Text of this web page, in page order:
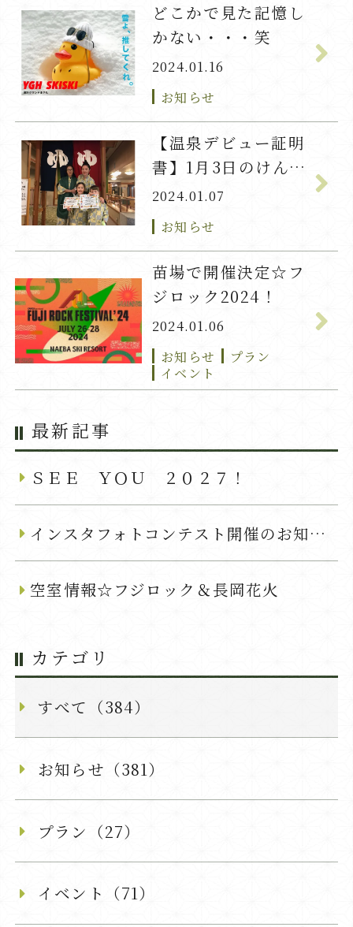
どこかで見た記憶し
かない・・・笑
2024.01.16
お知らせ
【温泉デビュー証明
書】1月3日のけんぞ
う君とみづきちゃん
☆
2024.01.07
お知らせ
苗場で開催決定☆フ
ジロック2024！
2024.01.06
お知らせ
プラン
イベント
最新記事
ＳＥＥ ＹＯＵ ２０２７！
インスタフォトコンテスト開催のお知らせ
空室情報☆フジロック＆長岡花火
カテゴリ
すべて（384）
お知らせ（381）
プラン（27）
イベント（71）